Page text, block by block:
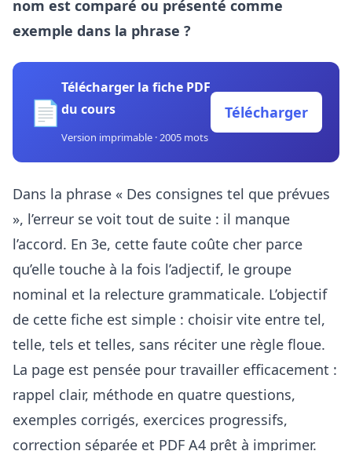
nom est comparé ou présenté comme
exemple dans la phrase ?
📄
Télécharger la fiche PDF
du cours
Version imprimable · 2005 mots
Télécharger
Dans la phrase « Des consignes tel que prévues
», l’erreur se voit tout de suite : il manque
l’accord. En 3e, cette faute coûte cher parce
qu’elle touche à la fois l’adjectif, le groupe
nominal et la relecture grammaticale. L’objectif
de cette fiche est simple : choisir vite entre tel,
telle, tels et telles, sans réciter une règle floue.
La page est pensée pour travailler efficacement :
rappel clair, méthode en quatre questions,
exemples corrigés, exercices progressifs,
correction séparée et PDF A4 prêt à imprimer.